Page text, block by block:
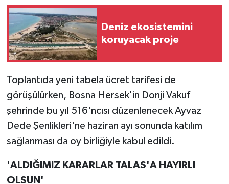
Deniz ekosistemini
koruyacak proje
Toplantıda yeni tabela ücret tarifesi de
görüşülürken, Bosna Hersek'in Donji Vakuf
şehrinde bu yıl 516'ncısı düzenlenecek Ayvaz
Dede Şenlikleri'ne haziran ayı sonunda katılım
sağlanması da oy birliğiyle kabul edildi.
'ALDIĞIMIZ KARARLAR TALAS'A HAYIRLI
OLSUN'